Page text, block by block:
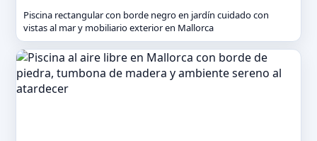
Piscina rectangular con borde negro en jardín cuidado con
vistas al mar y mobiliario exterior en Mallorca